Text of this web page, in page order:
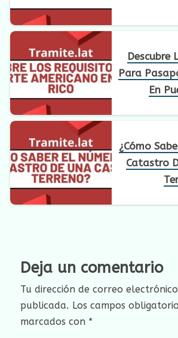
Descubre
Para
En
¿Cómo
Catastro
Deja un comentario
Tu dirección de correo
publicada. Los campos
marcados con *